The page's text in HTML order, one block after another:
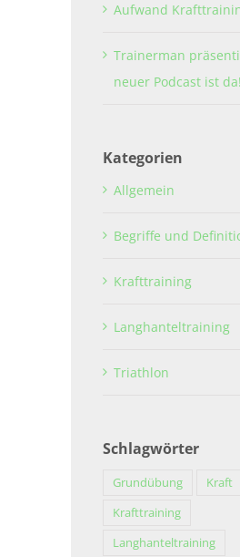
Aufwand
Trainerman
neuer Podcast ist da!
Kategorien
Allgemein
Begriffe und
Krafttraining
Langhanteltraining
Triathlon
Schlagwörter
Grundübung
Kraft
Krafttraining
Langhanteltraining